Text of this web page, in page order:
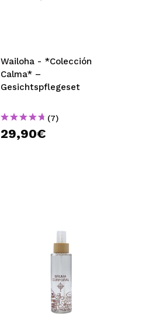
Wailoha - *Colección
Calma* –
Gesichtspflegeset
(7)
29,90€